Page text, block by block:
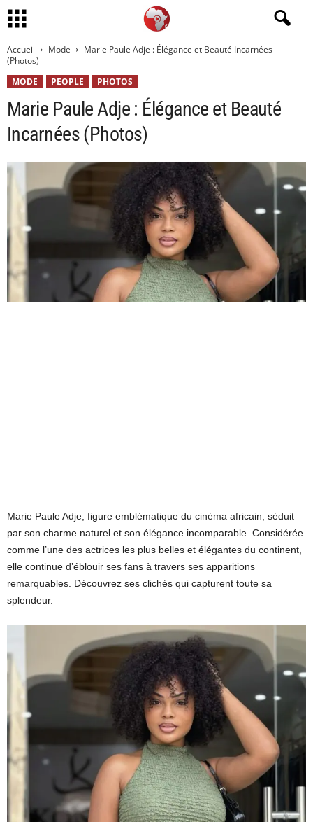
Accueil Mode
Marie Paule Adje : Élégance et Beauté Incarnées
(Photos)
MODE
PEOPLE PHOTOS
Marie Paule Adje : Élégance et Beauté
Incarnées (Photos)
Marie Paule Adje, figure emblématique du cinéma africain, séduit
par son charme naturel et son élégance incomparable. Considérée
comme l’une des actrices les plus belles et élégantes du continent,
elle continue d’éblouir ses fans à travers ses apparitions
remarquables. Découvrez ses clichés qui capturent toute sa
splendeur.